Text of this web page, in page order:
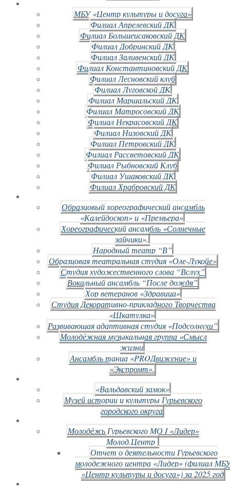
МБУ «Центр культуры и досуга»
Филиал Апрелевский ДК
Филиал Большеисаковский ДК
Филиал Добринский ДК
Филиал Заливенский ДК
Филиал Константиновский ДК
Филиал Лесновский клуб
Филиал Луговской ДК
Филиал Маршальский ДК
Филиал Матросовский ДК
Филиал Некрасовский ДК
Филиал Низовский ДК
Филиал Петровский ДК
Филиал Рассветовский ДК
Филиал Рыбновский Клуб
Филиал Ушаковский ДК
Филиал Храбровский ДК
Образцовый хореографический ансамбль
«Калейдоскоп» и «Премьера»
Хореографический ансамбль «Солнечные
зайчики».
Народный театр “В”
Образцовая театральная студия «Оле-Лукойе»
Студия художественного слова “Вслух”
Вокальный ансамбль “После дождя”
Хор ветеранов «Здравица»
Студия Декоративно-прикладного Творчества
«Шкатулка»
Развивающая адаптивная студия «Подсолнухи”
Молодёжная музыкальная группа «Смысл
жизни
Ансамбль танца «PROДвижение» и
«Экспромт».
«Вальдавский замок»
Музей истории и культуры Гурьевского
городского округа
Молодёжь Гурьевского МО I «Лидер»
Молод.Центр
Отчет о деятельности Гурьевского
молодежного центра «Лидер» (филиал
«Центр культуры и досуга») за 2025 год